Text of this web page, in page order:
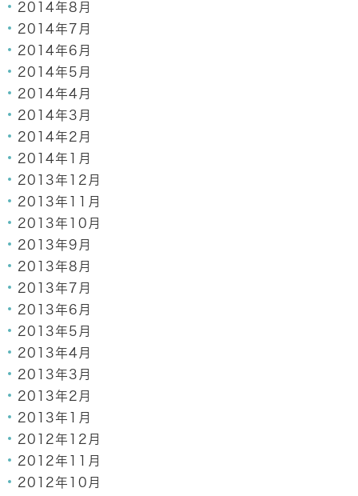
2014年8月
2014年7月
2014年6月
2014年5月
2014年4月
2014年3月
2014年2月
2014年1月
2013年12月
2013年11月
2013年10月
2013年9月
2013年8月
2013年7月
2013年6月
2013年5月
2013年4月
2013年3月
2013年2月
2013年1月
2012年12月
2012年11月
2012年10月